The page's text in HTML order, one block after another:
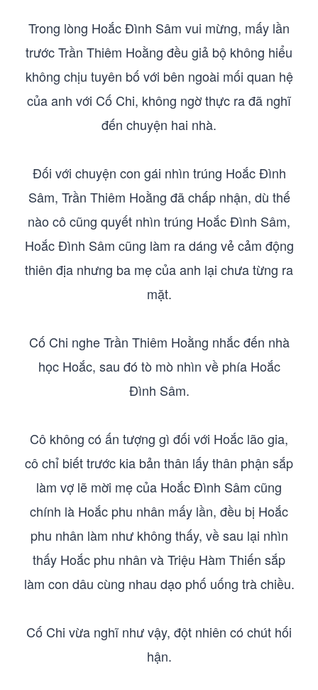
Trong lòng Hoắc Đình Sâm vui mừng, mấy lần
trước Trần Thiêm Hoằng đều giả bộ không hiểu
không chịu tuyên bố với bên ngoài mối quan hệ
của anh với Cố Chi, không ngờ thực ra đã nghĩ
đến chuyện hai nhà.
Đối với chuyện con gái nhìn trúng Hoắc Đình
Sâm, Trần Thiêm Hoằng đã chấp nhận, dù thế
nào cô cũng quyết nhìn trúng Hoắc Đình Sâm,
Hoắc Đình Sâm cũng làm ra dáng vẻ cảm động
thiên địa nhưng ba mẹ của anh lại chưa từng ra
mặt.
Cố Chi nghe Trần Thiêm Hoằng nhắc đến nhà
học Hoắc, sau đó tò mò nhìn về phía Hoắc
Đình Sâm.
Cô không có ấn tượng gì đối với Hoắc lão gia,
cô chỉ biết trước kia bản thân lấy thân phận sắp
làm vợ lẽ mời mẹ của Hoắc Đình Sâm cũng
chính là Hoắc phu nhân mấy lần, đều bị Hoắc
phu nhân làm như không thấy, về sau lại nhìn
thấy Hoắc phu nhân và Triệu Hàm Thiến sắp
làm con dâu cùng nhau dạo phố uống trà chiều.
Cố Chi vừa nghĩ như vậy, đột nhiên có chút hối
hận.